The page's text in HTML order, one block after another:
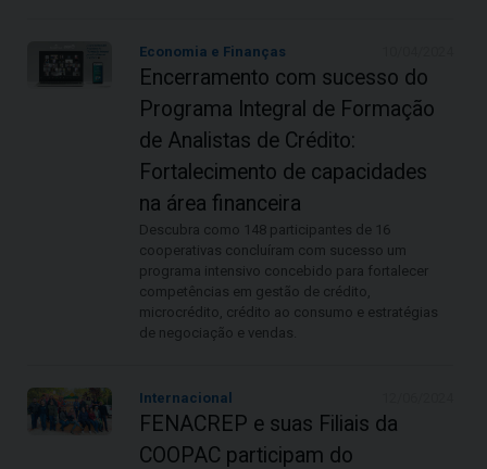
Economia e Finanças
Encerramento com sucesso do
Programa Integral de Formação
de Analistas de Crédito:
Fortalecimento de capacidades
na área financeira
Descubra como 148 participantes de 16
cooperativas concluíram com sucesso um
programa intensivo concebido para fortalecer
competências em gestão de crédito,
microcrédito, crédito ao consumo e estratégias
de negociação e vendas.
Internacional
FENACREP e suas Filiais da
COOPAC participam do